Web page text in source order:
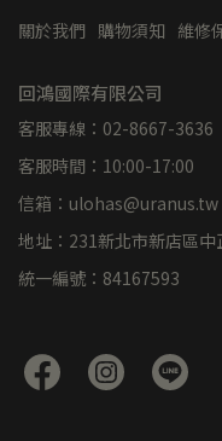
關於我們 購物須知 維修
回鴻國際有限公司
客服專線：02-8667-3636
客服時間：10:00-17:00
信箱：ulohas@uranus.tw
地址：231新北市新店區
統一編號：84167593